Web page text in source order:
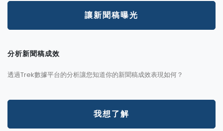
讓新聞稿曝光
分析新聞稿成效
透過Trek數據平台的分析讓您知道你的新聞稿成效表現如何？
我想了解